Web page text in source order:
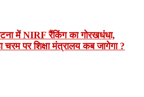
में NIRF रैंकिंग का गोरखधंधा,
चरम पर शिक्षा मंत्रालय कब जागेगा ?